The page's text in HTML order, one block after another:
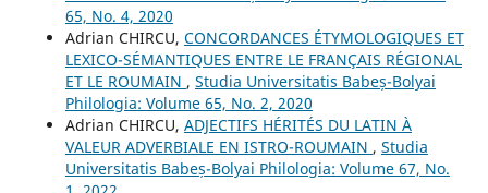
65, No. 4, 2020
Adrian CHIRCU, CONCORDANCES ÉTYMOLOGIQUES ET
LEXICO-SÉMANTIQUES ENTRE LE FRANÇAIS RÉGIONAL
ET LE ROUMAIN , Studia Universitatis Babeș-Bolyai
Philologia: Volume 65, No. 2, 2020
Adrian CHIRCU, ADJECTIFS HÉRITÉS DU LATIN À
VALEUR ADVERBIALE EN ISTRO-ROUMAIN , Studia
Universitatis Babeș-Bolyai Philologia: Volume 67, No.